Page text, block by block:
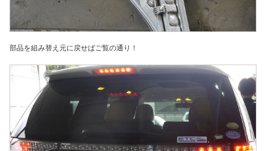
部品を組み替え元に戻せばご覧の通り！